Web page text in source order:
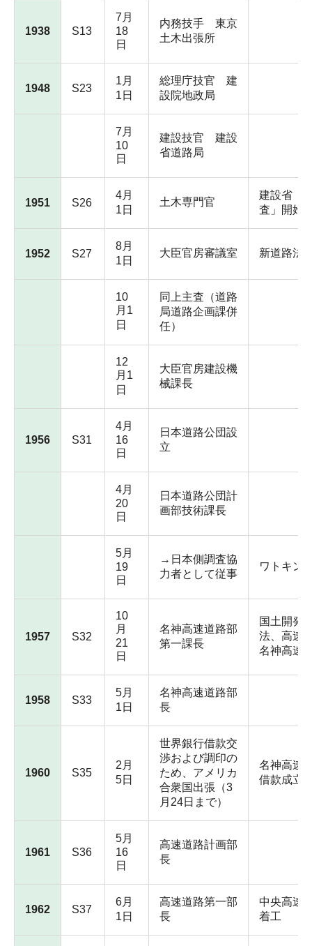
1938 S13
7月
18
日
内務技手 東京
土木出張所
1948 S23
1月
1日
総理庁技官 建
設院地政局
7月
10
日
建設技官 建設
省道路局
1951 S26
4月
1日
土木専門官
建設省「
査」開始
1952 S27
8月
1日
大臣官房審議室 新道路法
10
月1
日
同上主査（道路
局道路企画課併
任）
12
月1
日
大臣官房建設機
械課長
1956 S31
4月
16
日
日本道路公団設
立
4月
20
日
日本道路公団計
画部技術課長
5月
19
日
→日本側調査協
力者として従事
ワトキン
1957 S32
10
月
21
日
名神高速道路部
第一課長
国土開発
法、高速
名神高速
1958 S33
5月
1日
名神高速道路部
長
1960 S35
2月
5日
世界銀行借款交
渉および調印の
ため、アメリカ
合衆国出張（3
月24日まで）
名神高速
借款成立
1961 S36
5月
16
日
高速道路計画部
長
1962 S37
6月
1日
高速道路第一部
長
中央高速
着工